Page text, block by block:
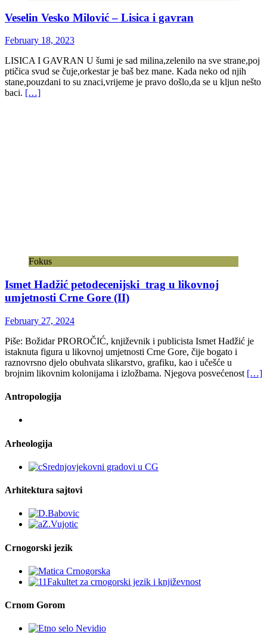
Veselin Vesko Milović – Lisica i gavran
February 18, 2023
LISICA I GAVRAN U šumi je sad milina,zelenilo na sve strane,poj
ptičica svud se čuje,orkestar je baš bez mane. Kada neko od njih
stane,pouzdani to su znaci,vrijeme je pravo došlo,da se u kljun nešto
baci. […]
Fokus
Ismet Hadžić petodecenijski trag u likovnoj
umjetnosti Crne Gore (II)
February 27, 2024
Piše: Božidar PROROČIĆ, književnik i publicista Ismet Hadžić je
istaknuta figura u likovnoj umjetnosti Crne Gore, čije bogato i
raznovrsno djelo obuhvata slikarstvo, grafiku, kao i učešće u
brojnim likovnim kolonijama i izložbama. Njegova posvećenost […]
Antropologija
Arheologija
Arhitektura sajtovi
Crnogorski jezik
Crnom Gorom